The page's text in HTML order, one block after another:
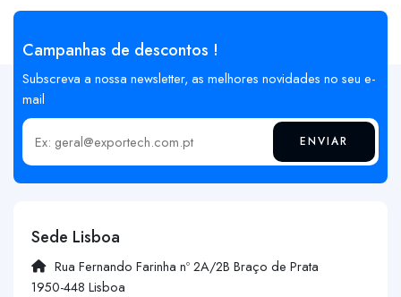
Campanhas de descontos !
Subscreva a nossa newsletter, as melhores novidades no seu e-
mail
Insira o seu email ENVIAR
Sede Lisboa
Rua Fernando Farinha nº 2A/2B Braço de Prata
1950-448 Lisboa